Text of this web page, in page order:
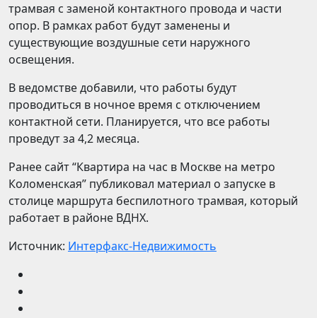
трамвая с заменой контактного провода и части
опор. В рамках работ будут заменены и
существующие воздушные сети наружного
освещения.
В ведомстве добавили, что работы будут
проводиться в ночное время с отключением
контактной сети. Планируется, что все работы
проведут за 4,2 месяца.
Ранее сайт “Квартира на час в Москве на метро
Коломенская” публиковал материал о запуске в
столице маршрута беспилотного трамвая, который
работает в районе ВДНХ.
Источник: Интерфакс-Недвижимость